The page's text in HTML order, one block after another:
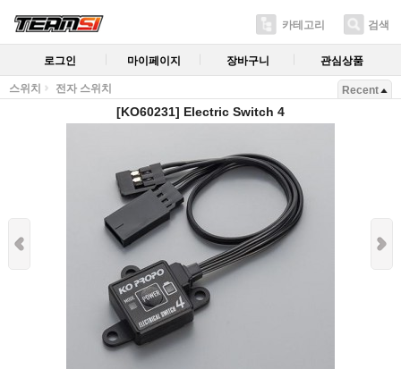
카테고리 검색
로그인 마이페이지 장바구니 관심상품
스위치 전자 스위치 Recent
[KO60231] Electric Switch 4